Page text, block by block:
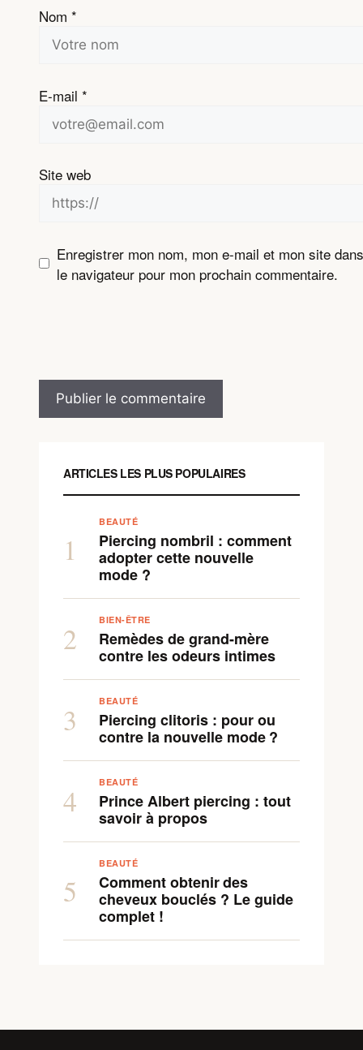
Nom *
E-mail *
Site web
Enregistrer mon nom, mon e-mail et mon site dans
le navigateur pour mon prochain commentaire.
ARTICLES LES PLUS POPULAIRES
1
BEAUTÉ
Piercing nombril : comment
adopter cette nouvelle
mode ?
2
BIEN-ÊTRE
Remèdes de grand-mère
contre les odeurs intimes
3
BEAUTÉ
Piercing clitoris : pour ou
contre la nouvelle mode ?
4
BEAUTÉ
Prince Albert piercing : tout
savoir à propos
5
BEAUTÉ
Comment obtenir des
cheveux bouclés ? Le guide
complet !